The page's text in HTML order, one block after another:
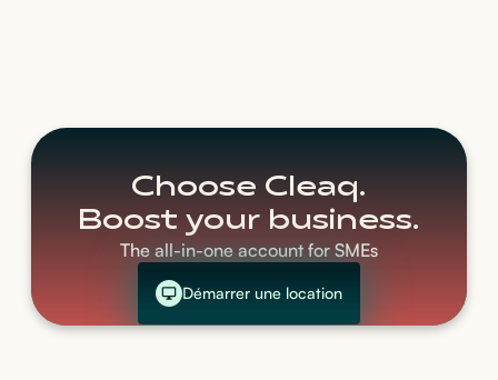
Choose Cleaq.
Boost your business.
The all-in-one account for SMEs
Démarrer une location